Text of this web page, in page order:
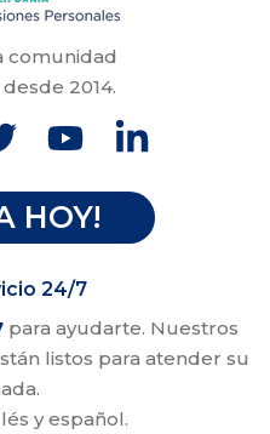
comunidad
2014.
HOY!
24/7
para ayudarte. Nuestros
listos para atender su
y español.